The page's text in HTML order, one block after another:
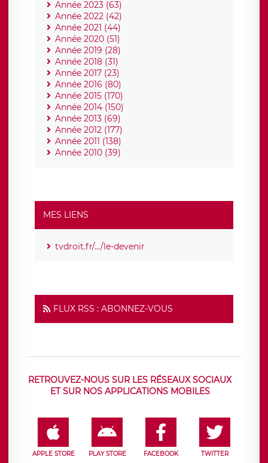
Année 2023 (63)
Année 2022 (42)
Année 2021 (44)
Année 2020 (51)
Année 2019 (28)
Année 2018 (31)
Année 2017 (23)
Année 2016 (80)
Année 2015 (170)
Année 2014 (150)
Année 2013 (69)
Année 2012 (177)
Année 2011 (138)
Année 2010 (39)
MES LIENS
tvdroit.fr/.../le-devenir
FLUX RSS : ABONNEZ-VOUS
RETROUVEZ-NOUS SUR LES RÉSEAUX SOCIAUX
ET SUR NOS APPLICATIONS MOBILES
APPLE STORE PLAY STORE FACEBOOK TWITTER